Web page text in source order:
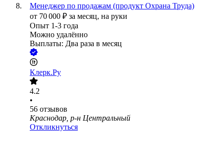
Менеджер по продажам (продукт Охрана Труда)
от 70 000 ₽ за месяц, на руки
Опыт 1-3 года
Можно удалённо
Выплаты: Два раза в месяц
Клерк.Ру
4.2
•
56 отзывов
Краснодар, р-н Центральный
Откликнуться